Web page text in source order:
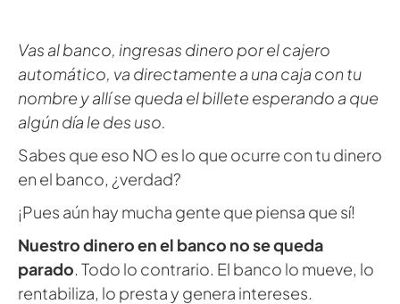
Vas al banco, ingresas dinero por el cajero
automático, va directamente a una caja con tu
nombre y allí se queda el billete esperando a que
algún día le des uso.
Sabes que eso NO es lo que ocurre con tu dinero
en el banco, ¿verdad?
¡Pues aún hay mucha gente que piensa que sí!
Nuestro dinero en el banco no se queda
parado. Todo lo contrario. El banco lo mueve, lo
rentabiliza, lo presta y genera intereses.